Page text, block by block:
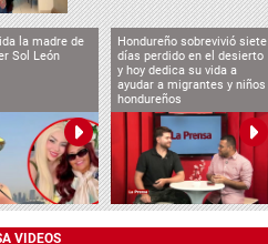
la madre de
Sol León
Hondureño sobrevivió siete
días perdido en el desierto
y hoy dedica su vida a
ayudar a migrantes y niños
hondureños
VIDEOS